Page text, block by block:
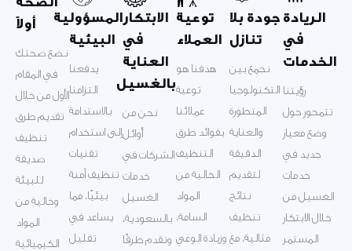
أولاً
نضع صحتك
في المقام
الأول من خلال
تقديم طرق
تنظيف
صديقة
للبيئة
وخالية من
المواد
الكيميائية
المسؤولية
البيئية
يدفعنا
التزامنا
بالاستدامة
إلى استخدام
تقنيات
تنظيف آمنة
بيئيًا، مما
يساعد في
تقليل
الابتكار
في
العناية
بالغسيل
نحن من
أوائل
الشركات في
خدمات
الغسيل
بالسعودية،
ونقدم طرقًا
توعية
العملاء
هدفنا هو
توعية
عملائنا
بفوائد طرق
التنظيف
الخالية من
المواد
السامة،
وزيادة الوعي
جودة بلا
تنازل
نجمع بين
التكنولوجيا
المتطورة
والعناية
الدقيقة
لتقديم
نتائج
تنظيف
مثالية، مع
الريادة
في
الخدمات
رؤيتنا
تتمحور حول
وضع معيار
جديد في
خدمات
الغسيل من
خلال الابتكار
المستمر